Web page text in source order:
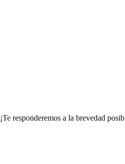
¡Te responderemos a la brevedad